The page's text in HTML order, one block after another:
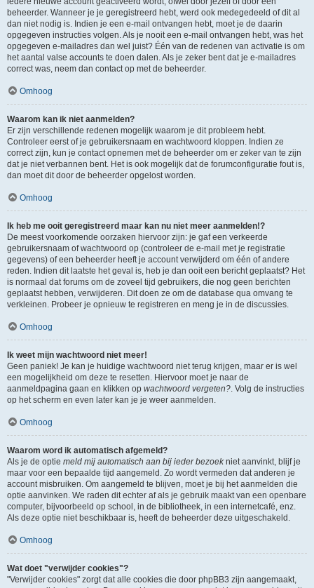
beheerder. Wanneer je je geregistreerd hebt, werd ook medegedeeld of dit al
dan niet nodig is. Indien je een e-mail ontvangen hebt, moet je de daarin
opgegeven instructies volgen. Als je nooit een e-mail ontvangen hebt, was het
opgegeven e-mailadres dan wel juist? Één van de redenen van activatie is om
het aantal valse accounts te doen dalen. Als je zeker bent dat je e-mailadres
correct was, neem dan contact op met de beheerder.
Omhoog
Waarom kan ik niet aanmelden?
Er zijn verschillende redenen mogelijk waarom je dit probleem hebt.
Controleer eerst of je gebruikersnaam en wachtwoord kloppen. Indien ze
correct zijn, kun je contact opnemen met de beheerder om er zeker van te zijn
dat je niet verbannen bent. Het is ook mogelijk dat de forumconfiguratie fout is,
dan moet dit door de beheerder opgelost worden.
Omhoog
Ik heb me ooit geregistreerd maar kan nu niet meer aanmelden!?
De meest voorkomende oorzaken hiervoor zijn: je gaf een verkeerde
gebruikersnaam of wachtwoord op (controleer de e-mail met je registratie
gegevens) of een beheerder heeft je account verwijderd om één of andere
reden. Indien dit laatste het geval is, heb je dan ooit een bericht geplaatst? Het
is normaal dat forums om de zoveel tijd gebruikers, die nog geen berichten
geplaatst hebben, verwijderen. Dit doen ze om de database qua omvang te
verkleinen. Probeer je opnieuw te registreren en meng je in de discussies.
Omhoog
Ik weet mijn wachtwoord niet meer!
Geen paniek! Je kan je huidige wachtwoord niet terug krijgen, maar er is wel
een mogelijkheid om deze te resetten. Hiervoor moet je naar de
aanmeldpagina gaan en klikken op wachtwoord vergeten?. Volg de instructies
op het scherm en even later kan je je weer aanmelden.
Omhoog
Waarom word ik automatisch afgemeld?
Als je de optie meld mij automatisch aan bij ieder bezoekniet aanvinkt, blijf je
maar voor een bepaalde tijd aangemeld. Zo wordt vermeden dat anderen je
account misbruiken. Om aangemeld te blijven, moet je bij het aanmelden die
optie aanvinken. We raden dit echter af als je gebruik maakt van een openbare
computer, bijvoorbeeld op school, in de bibliotheek, in een internetcafé, enz.
Als deze optie niet beschikbaar is, heeft de beheerder deze uitgeschakeld.
Omhoog
Wat doet "verwijder cookies"?
"Verwijder cookies" zorgt dat alle cookies die door phpBB3 zijn aangemaakt,